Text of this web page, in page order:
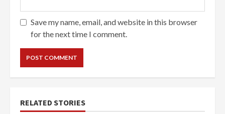
Save my name, email, and website in this browser
for the next time I comment.
RELATED STORIES